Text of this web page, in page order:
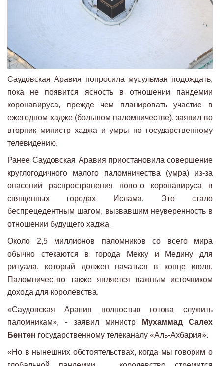
Саудовская Аравия попросила мусульман подождать,
пока не появится ясность в отношении пандемии
коронавируса, прежде чем планировать участие в
ежегодном хадже (большом паломничестве), заявил во
вторник министр хаджа и умры по государственному
телевидению.
Ранее Саудовская Аравия приостановила совершение
круглогодичного малого паломничества (умра) из-за
опасений распространения нового коронавируса в
священных городах Ислама. Это стало
беспрецедентным шагом, вызвавшим неуверенность в
отношении будущего хаджа.
Около 2,5 миллионов паломников со всего мира
обычно стекаются в города Мекку и Медину для
ритуала, который должен начаться в конце июля.
Паломничество также является важным источником
дохода для королевства.
«Саудовская Аравия полностью готова служить
паломникам», - заявил министр
Мухаммад Салех
Бентен государственному телеканалу «Аль-Ахбария».
«Но в нынешних обстоятельствах, когда мы говорим о